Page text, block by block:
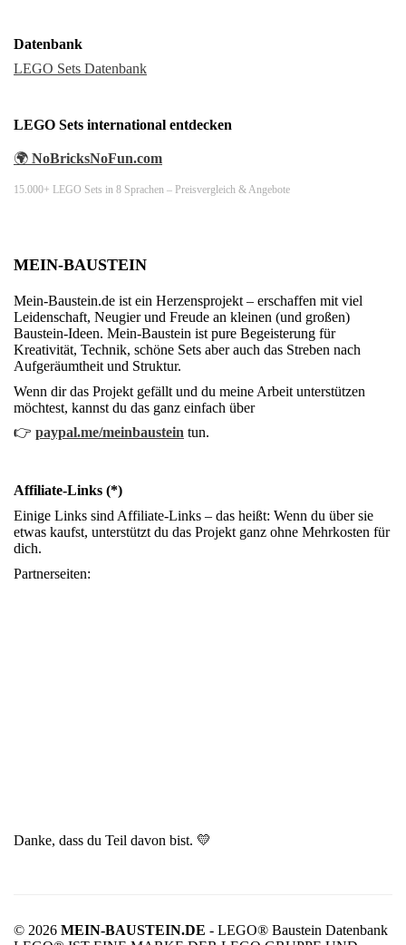
Datenbank
LEGO Sets Datenbank
LEGO Sets international entdecken
🌍 NoBricksNoFun.com
15.000+ LEGO Sets in 8 Sprachen – Preisvergleich & Angebote
MEIN-BAUSTEIN
Mein-Baustein.de ist ein Herzensprojekt – erschaffen mit viel
Leidenschaft, Neugier und Freude an kleinen (und großen)
Baustein-Ideen. Mein-Baustein ist pure Begeisterung für
Kreativität, Technik, schöne Sets aber auch das Streben nach
Aufgeräumtheit und Struktur.
Wenn dir das Projekt gefällt und du meine Arbeit unterstützen
möchtest, kannst du das ganz einfach über
👉 paypal.me/meinbaustein tun.
Affiliate-Links (*)
Einige Links sind Affiliate-Links – das heißt: Wenn du über sie
etwas kaufst, unterstützt du das Projekt ganz ohne Mehrkosten für
dich.
Partnerseiten:
Danke, dass du Teil davon bist. 💛
© 2026 MEIN-BAUSTEIN.DE - LEGO® Baustein Datenbank